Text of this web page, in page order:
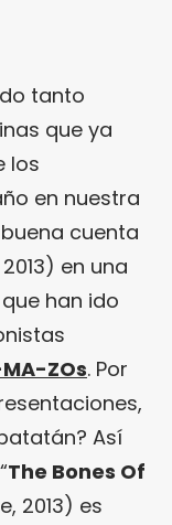
tanto
que ya
los
en nuestra
cuenta
en una
han ido
ZOs. Por
Así
The Bones Of
2013) es